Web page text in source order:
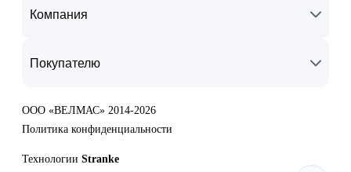
Компания
Покупателю
ООО «ВЕЛМАС» 2014-2026
Политика конфиденциальности
Технологии Stranke